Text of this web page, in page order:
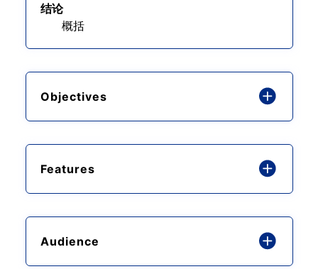
结论
概括
Objectives
Features
Audience